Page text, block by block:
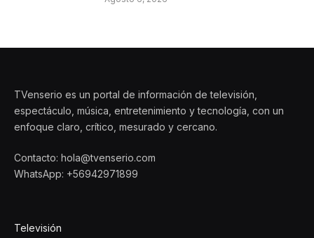
TVenserio es un portal de información de televisión,
espectáculo, música, entretenimiento y tecnología, con un
enfoque claro, crítico, mesurado y cercano.
Contacto: hola@tvenserio.com
WhatsApp: +56942971899
Televisión